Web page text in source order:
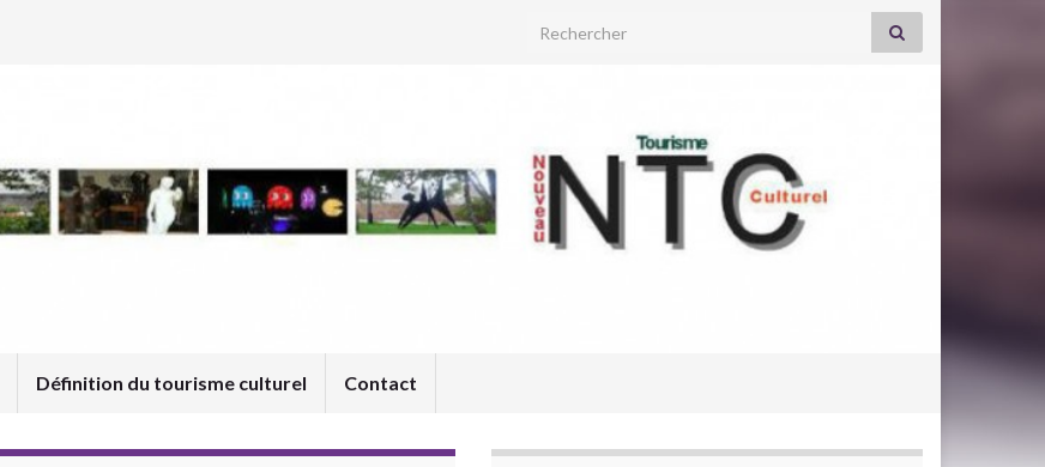
Search for:
Définition du tourisme culturel Contact